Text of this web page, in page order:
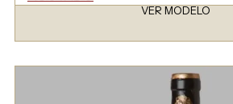
VER MODELO